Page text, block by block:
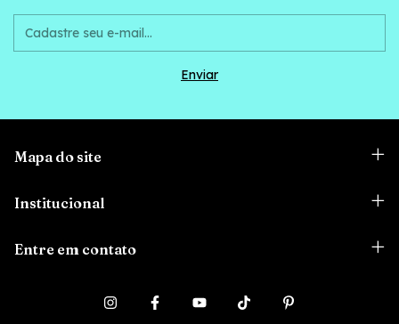
Mapa do site
Institucional
Entre em contato